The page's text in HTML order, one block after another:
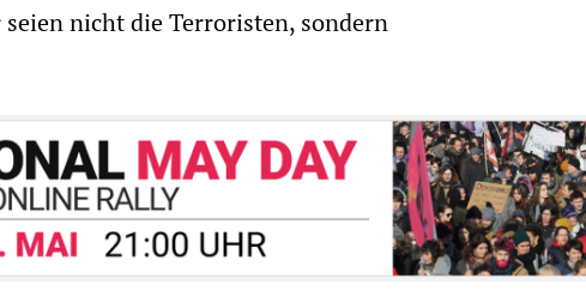
nicht die Terroristen, sondern